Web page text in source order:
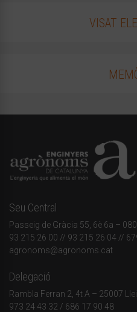
VISAT
Seu Central
Passeig de Gràcia 55, 6è 6a –
93 215 26 00 // 93 215 26 04 //
agronoms@agronoms.cat
Delegació
Rambla Ferran 2, 4t A – 25007
973 24 43 32 / 686 17 90 48